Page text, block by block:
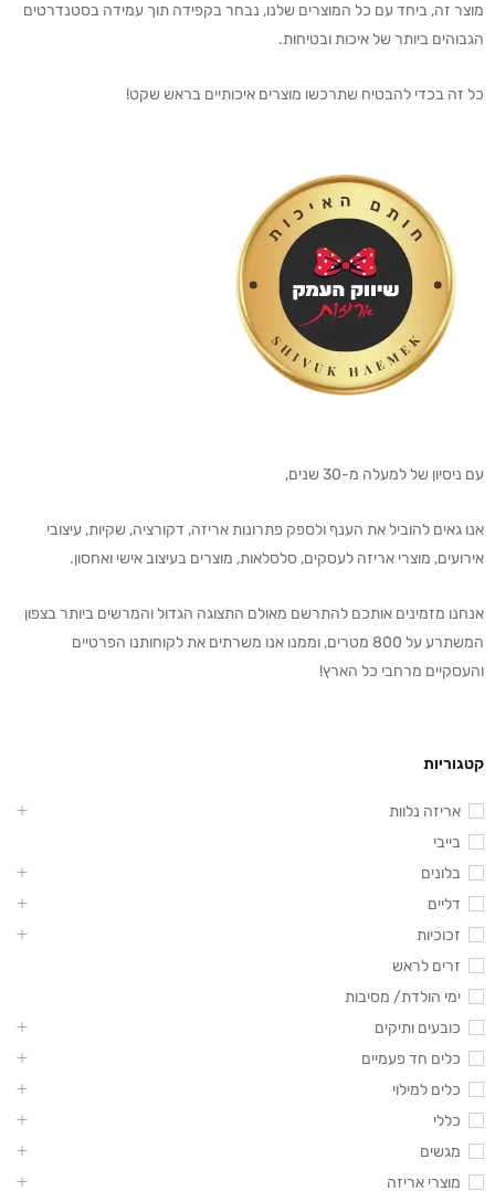
מוצר זה, ביחד עם כל המוצרים שלנו, נבחר בקפידה תוך עמידה בסטנדרטים
הגבוהים ביותר של איכות ובטיחות.
כל זה בכדי להבטיח שתרכשו מוצרים איכותיים בראש שקט!
עם ניסיון של למעלה מ-30 שנים,
אנו גאים להוביל את הענף ולספק פתרונות אריזה, דקורציה, שקיות, עיצובי
אירועים, מוצרי אריזה לעסקים, סלסלאות, מוצרים בעיצוב אישי ואחסון.
אנחנו מזמינים אותכם להתרשם מאולם התצוגה הגדול והמרשים ביותר בצפון
המשתרע על 800 מטרים, וממנו אנו משרתים את לקוחותנו הפרטיים
והעסקיים מרחבי כל הארץ!
קטגוריות
אריזה נלוות
בייבי
בלונים
דליים
זכוכיות
זרים לראש
ימי הולדת/ מסיבות
כובעים ותיקים
כלים חד פעמיים
כלים למילוי
כללי
מגשים
מוצרי אריזה